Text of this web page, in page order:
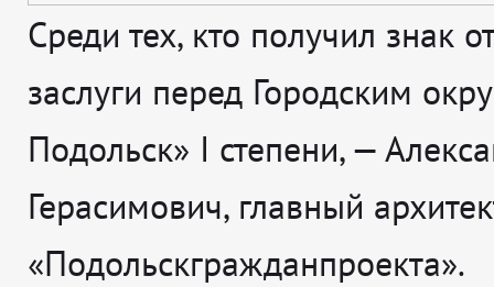
Среди тех, кто получил знак
заслуги перед Городским
Подольск» I степени, —
Герасимович, главный
«Подольскгражданпроекта».